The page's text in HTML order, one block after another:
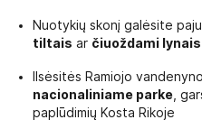
Nuotykių skonį galėsite
tiltais ar čiuoždami
Ilsėsitės Ramiojo
nacionaliniame parke ,
paplūdimių Kosta Rikoje